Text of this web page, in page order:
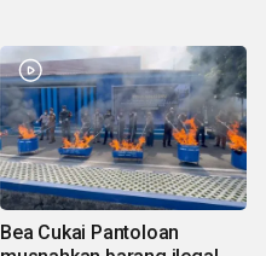
Bea Cukai Pantoloan